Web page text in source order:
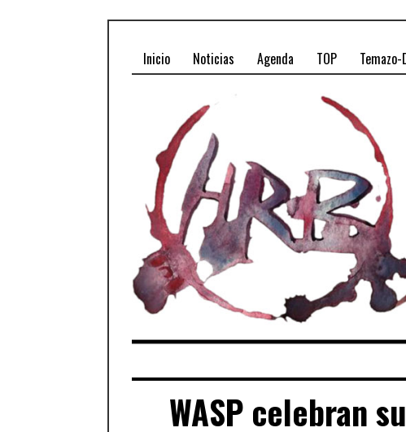
Inicio Noticias Agenda TOP Temazo-
WASP celebran